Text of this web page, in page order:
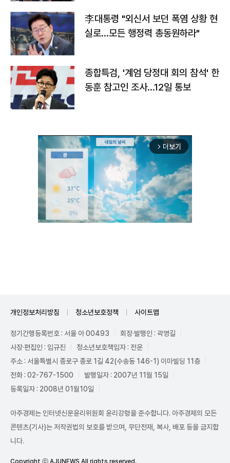
李대통령 "외신서 보던 폭염 상황 현
실로…모든 행정력 총동원하라"
종합특검, '계엄 당정대 회의 참석' 한
동훈 참고인 조사...12일 통보
arrow_forward_ios 더보기
개인정보처리방침 청소년보호정책 사이트맵
정기간행등록번호 : 서울 아 00493
회장·발행인 : 곽영길
사장·편집인 : 임규진
청소년보호책임자 : 전운
주소 : 서울특별시 종로구 종로 1길 42(수송동 146-1) 이마빌딩 11층
전화 : 02-767-1500
발행일자 : 2007년 11월 15일
등록일자 : 2008년 01월10일
아주경제는 인터넷신문윤리위원회 윤리강령을 준수합니다. 아주경제의 모든
콘텐츠(기사)는 저작권법의 보호를 받으며, 무단전재, 복사, 배포 등을 금지합
니다.
Copyright ⓒ AJUNEWS All rights reserved.